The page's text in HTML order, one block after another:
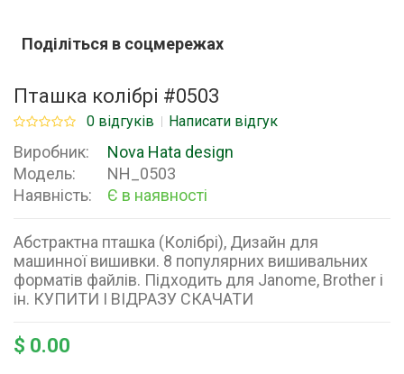
Поділіться в соцмережах
Пташка колібрі #0503
0 відгуків Написати відгук
Виробник:
Nova Hata design
Модель:
NH_0503
Наявність:
Є в наявності
Абстрактна пташка (Колібрі), Дизайн для
машинної вишивки. 8 популярних вишивальних
форматів файлів. Підходить для Janome, Brother і
ін. КУПИТИ І ВІДРАЗУ СКАЧАТИ
$ 0.00